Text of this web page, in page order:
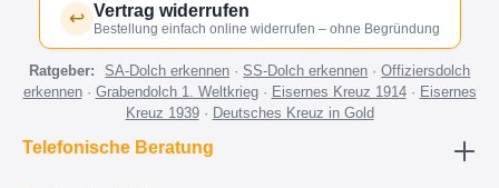
↩ Vertrag widerrufen
Bestellung einfach online widerrufen – ohne Begründung
Ratgeber: SA-Dolch erkennen ·SS-Dolch erkennen ·Offiziersdolch
erkennen· Grabendolch 1. Weltkrieg· Eisernes Kreuz 1914· Eisernes
Kreuz 1939· Deutsches Kreuz in Gold
Telefonische Beratung